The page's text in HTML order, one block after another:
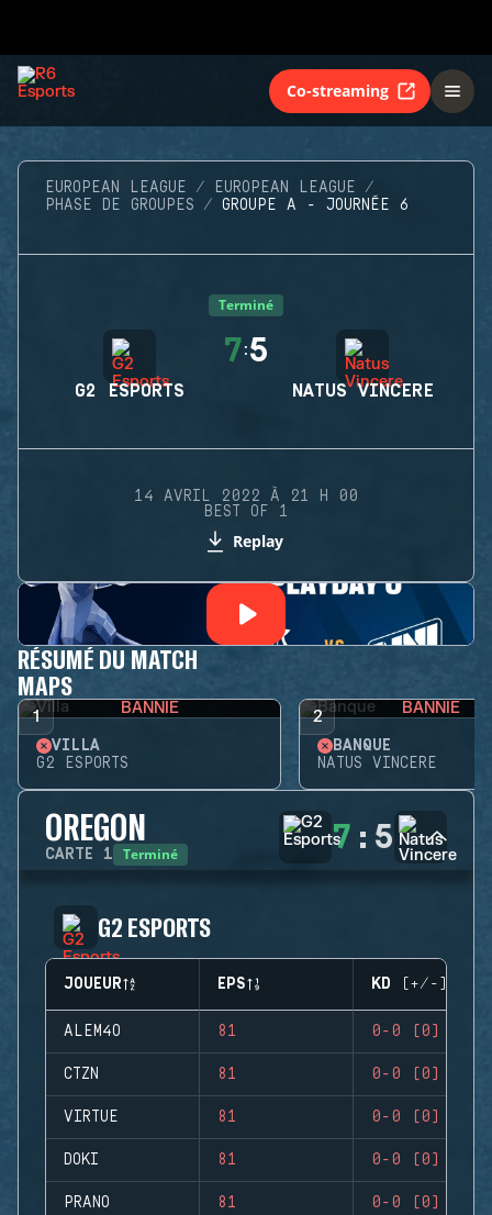
Co-streaming
EUROPEAN LEAGUE
EUROPEAN LEAGUE
PHASE DE GROUPES
GROUPE A - JOURNÉE 6
Terminé
G2 ESPORTS
7:5
NATUS VINCERE
14 AVRIL 2022 À 21 H 00
BEST OF 1
Replay
RÉSUMÉ DU MATCH
MAPS
1 BANNIE
VILLA
G2 ESPORTS
2 BANNIE
BANQUE
NATUS VINCERE
OREGON
CARTE 1 Terminé 7 : 5
G2 ESPORTS
JOUEUR EPS KD (+/-)
ALEM4O 81 0-0 (0)
CTZN 81 0-0 (0)
VIRTUE 81 0-0 (0)
DOKI 81 0-0 (0)
PRANO 81 0-0 (0)